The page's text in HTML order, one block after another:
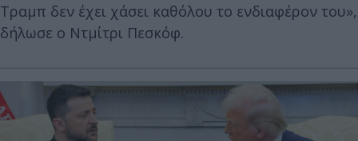
Τραμπ δεν έχει χάσει καθόλου το ενδιαφέρον του»,
δήλωσε ο Ντμίτρι Πεσκόφ.